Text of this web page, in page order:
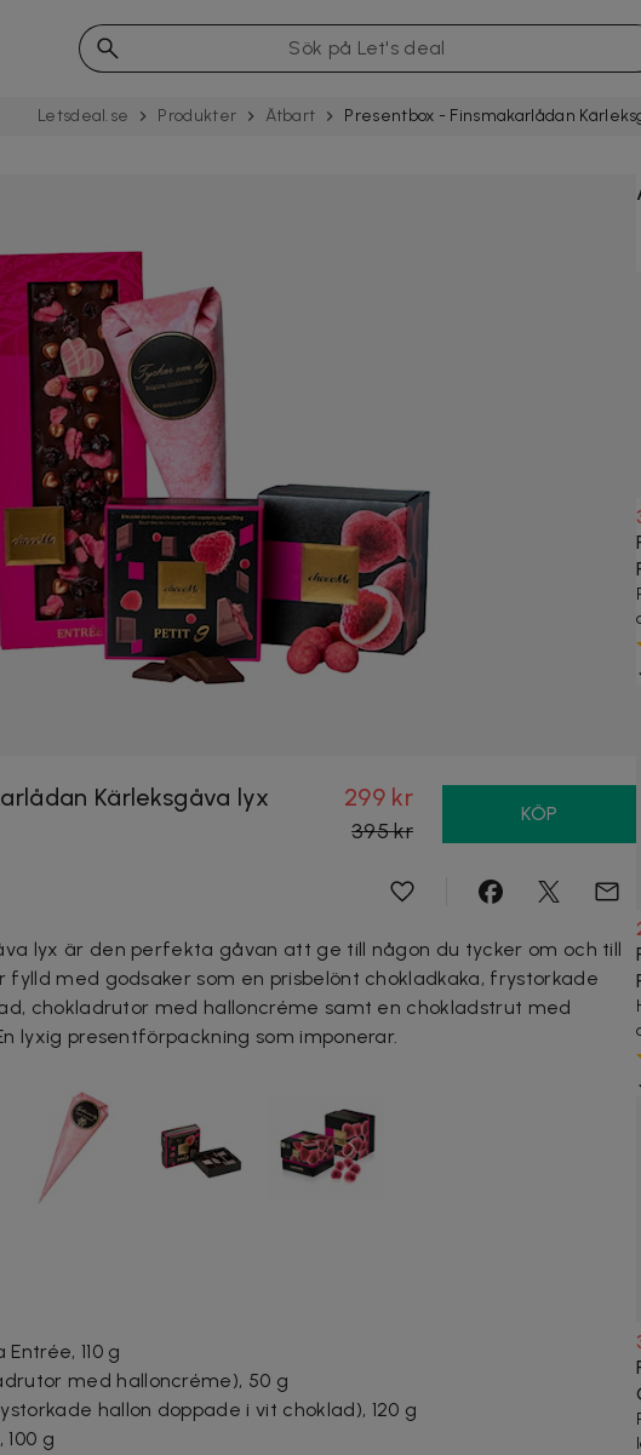
Letsdeal.se Produkter Ätbart Presentbox - Finsmakarlådan
Kärleksgåva lyx 299 kr
395 kr
KÖP
lyx är den perfekta gåvan att ge till någon du tycker om och till
fylld med godsaker som en prisbelönt chokladkaka, frystorkade
chokladrutor med halloncréme samt en chokladstrut med
lyxig presentförpackning som imponerar.
110 g
med halloncréme), 50 g
hallon doppade i vit choklad), 120 g
g